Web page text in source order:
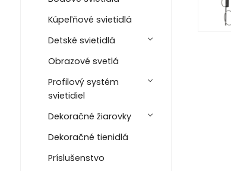
Kúpeľňové svietidlá
Detské svietidlá
Obrazové svetlá
Profilový systém
svietidiel
Dekoračné žiarovky
Dekoračné tienidlá
Príslušenstvo